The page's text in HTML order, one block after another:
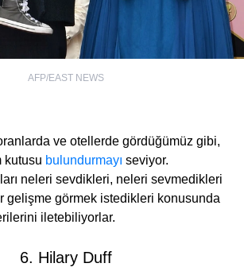
AFP/EAST NEWS
ve otellerde gördüğümüz gibi,
kutusu bulundurmayı seviyor.
neleri sevdikleri, neleri sevmedikleri
gelişme görmek istedikleri konusunda
iletebiliyorlar.
6. Hilary Duff